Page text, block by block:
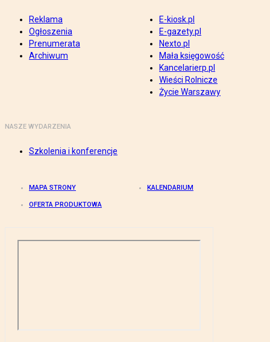
Reklama
Ogłoszenia
Prenumerata
Archiwum
E-kiosk.pl
E-gazety.pl
Nexto.pl
Mała księgowość
Kancelarierp.pl
Wieści Rolnicze
Życie Warszawy
NASZE WYDARZENIA
Szkolenia i konferencje
MAPA STRONY KALENDARIUM
OFERTA PRODUKTOWA